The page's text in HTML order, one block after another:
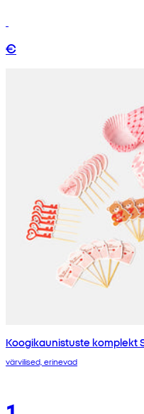
€
Koogikaunistuste komplekt
värvilised, erinevad